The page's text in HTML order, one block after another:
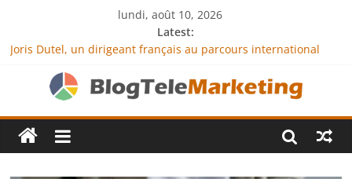
lundi, août 10, 2026
Latest:
Joris Dutel, un dirigeant français au parcours international
Agria Assurance Animaux : comment l’entreprise se
démarque-t-elle de la concurrence ?
JCA Academy : l’excellence au service de l’indépendance
financière
Denis Bouclon : la diplomatie éducative comme moteur de